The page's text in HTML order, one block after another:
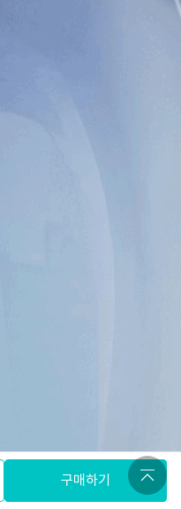
구매하기